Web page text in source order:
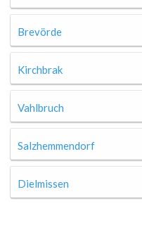
Brevörde
Kirchbrak
Vahlbruch
Salzhemmendorf
Dielmissen